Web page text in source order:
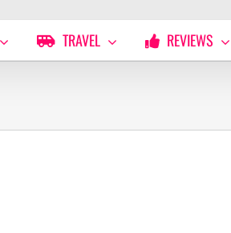
TRAVEL REVIEWS